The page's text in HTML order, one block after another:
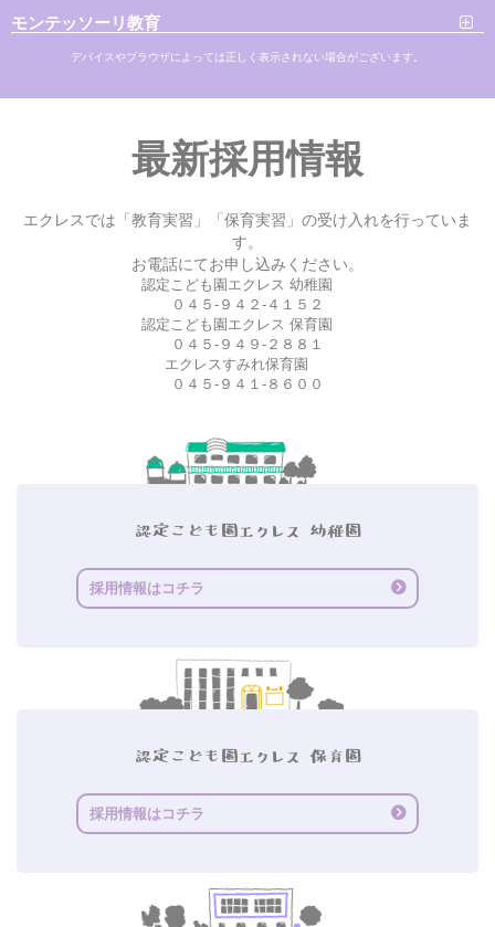
モンテッソーリ教育
デバイスやブラウザによっては正しく表示されない場合がございます。
最新採用情報
エクレスでは「教育実習」「保育実習」の受け入れを行っていま
す。
お電話にてお申し込みください。
認定こども園エクレス 幼稚園
０４５-９４２-４１５２
認定こども園エクレス 保育園
０４５-９４９-２８８１
エクレスすみれ保育園
０４５-９４１-８６００
採用情報はコチラ
採用情報はコチラ